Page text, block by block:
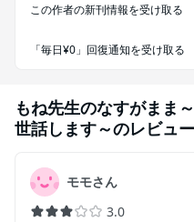
この作者の新刊情報を受け取る
「毎日¥0」回復通知を受け取る
もね先生のなすがまま
世話します～のレビュー
モモさん
3.0